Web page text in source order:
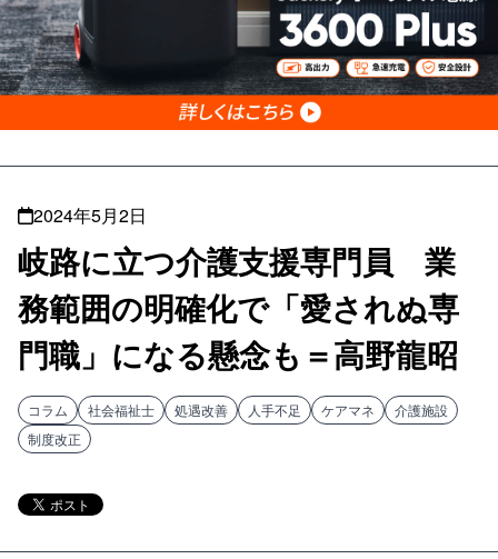
2024年5月2日
岐路に立つ介護支援専門員 業
務範囲の明確化で「愛されぬ専
門職」になる懸念も＝高野龍昭
コラム 社会福祉士 処遇改善 人手不足 ケアマネ
介護施設
制度改正